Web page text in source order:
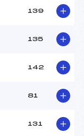
139
135
142
81
131